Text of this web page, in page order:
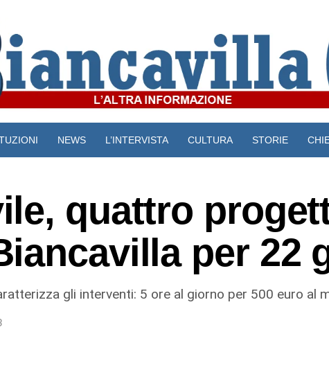
NEWS L’INTERVISTA CULTURA STORIE
quattro
per 22
gli interventi: 5 ore al giorno per 500 euro al